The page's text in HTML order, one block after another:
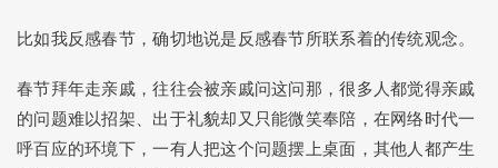
比如我反感春节，确切地说是反感春节所联系着的传统观念。
春节拜年走亲戚，往往会被亲戚问这问那，很多人都觉得亲戚
的问题难以招架、出于礼貌却又只能微笑奉陪，在网络时代一
呼百应的环境下，一有人把这个问题摆上桌面，其他人都产生
Peggy: 把以前的存货重新发布一遍呗
Alex: 完结撒花！
Peggy: 啥重大决定？ 真的好多绿油油草猫！那张图可以发红薯了～